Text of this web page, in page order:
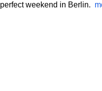
perfect weekend in Berlin.